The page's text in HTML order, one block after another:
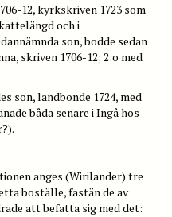
12, kyrkskriven 1723 som
och i
son, bodde sedan
skriven 1706-12; 2:o med
son, landbonde 1724, med
båda senare i Ingå hos
anges (Wirilander) tre
boställe, fastän de av
att befatta sig med det: